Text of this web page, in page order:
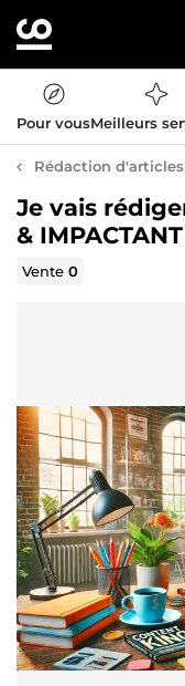
Pour vousMeilleurs
Rédaction d'articles
Je vais
&
Vente0